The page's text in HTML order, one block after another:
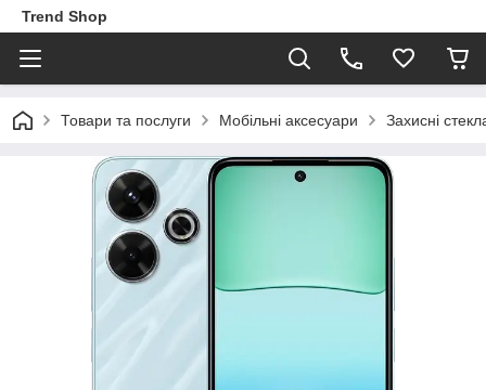
Trend Shop
Товари та послуги Мобільні аксесуари Захисні